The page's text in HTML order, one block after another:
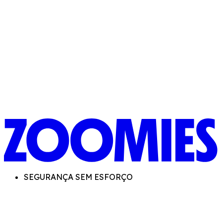
SEGURANÇA SEM ESFORÇO